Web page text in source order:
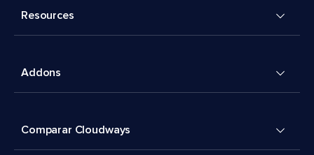
Resources
Addons
Comparar Cloudways